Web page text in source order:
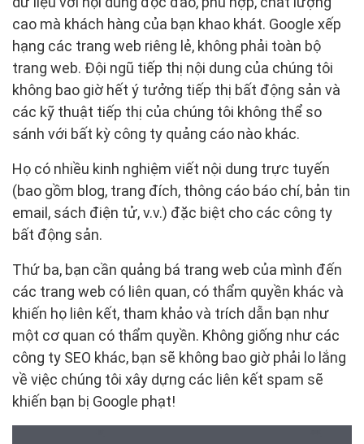
cao mà khách hàng của bạn khao khát. Google xếp
hạng các trang web riêng lẻ, không phải toàn bộ
trang web. Đội ngũ tiếp thị nội dung của chúng tôi
không bao giờ hết ý tưởng tiếp thị bất động sản và
các kỹ thuật tiếp thị của chúng tôi không thể so
sánh với bất kỳ công ty quảng cáo nào khác.
Họ có nhiều kinh nghiệm viết nội dung trực tuyến
(bao gồm blog, trang đích, thông cáo báo chí, bản tin
email, sách điện tử, v.v.) đặc biệt cho các công ty
bất động sản.
Thứ ba, bạn cần quảng bá trang web của mình đến
các trang web có liên quan, có thẩm quyền khác và
khiến họ liên kết, tham khảo và trích dẫn bạn như
một cơ quan có thẩm quyền. Không giống như các
công ty SEO khác, bạn sẽ không bao giờ phải lo lắng
về việc chúng tôi xây dựng các liên kết spam sẽ
khiến bạn bị Google phạt!